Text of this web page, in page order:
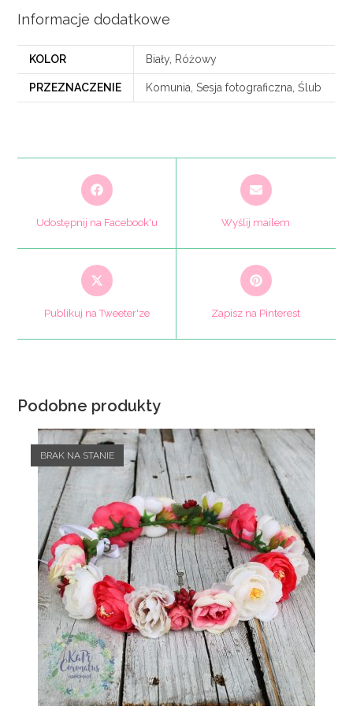
Informacje dodatkowe
KOLOR Biały, Różowy
PRZEZNACZENIE Komunia, Sesja fotograficzna, Ślub
Opens
in
new
window
Udostępnij na Facebook'u
Opens
in
new
window
Wyślij mailem
Opens
in
new
window
Publikuj na Tweeter'ze
Opens
in
window
Zapisz na Pinterest
Podobne produkty
BRAK NA STANIE